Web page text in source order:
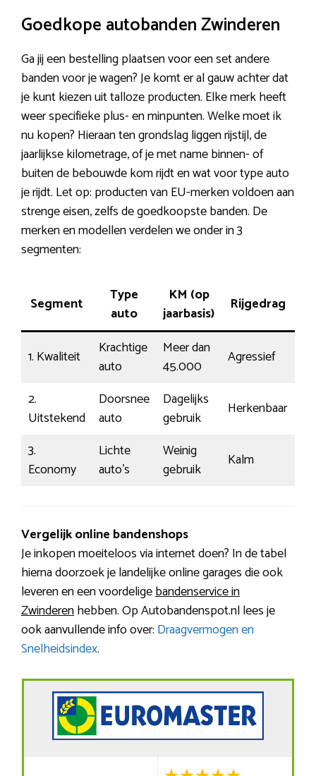
Goedkope autobanden Zwinderen
Ga jij een bestelling plaatsen voor een set andere
banden voor je wagen? Je komt er al gauw achter dat
je kunt kiezen uit talloze producten. Elke merk heeft
weer specifieke plus- en minpunten. Welke moet ik
nu kopen? Hieraan ten grondslag liggen rijstijl, de
jaarlijkse kilometrage, of je met name binnen- of
buiten de bebouwde kom rijdt en wat voor type auto
je rijdt. Let op: producten van EU-merken voldoen aan
strenge eisen, zelfs de goedkoopste banden. De
merken en modellen verdelen we onder in 3
segmenten:
Segment
Type
auto
KM (op
jaarbasis)
Rijgedrag
1. Kwaliteit
Krachtige
auto
Meer dan
45.000
Agressief
2.
Uitstekend
Doorsnee
auto
Dagelijks
gebruik
Herkenbaar
3.
Economy
Lichte
auto’s
Weinig
gebruik
Kalm
Vergelijk online bandenshops
Je inkopen moeiteloos via internet doen? In de tabel
hierna doorzoek je landelijke online garages die ook
leveren en een voordeligebandenservice in
Zwinderenhebben. Op Autobandenspot.nl lees je
ook aanvullende info over: Draagvermogen en
Snelheidsindex.